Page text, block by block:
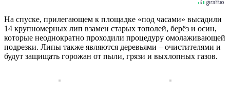
На спуске, прилегающем к площадке «под часами» высадили
14 крупномерных лип взамен старых тополей, берёз и осин,
которые неоднократно проходили процедуру омолаживающей
подрезки. Липы также являются деревьями – очистителями и
будут защищать горожан от пыли, грязи и выхлопных газов.